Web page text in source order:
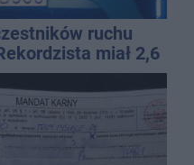
ruchu
miał 2,6